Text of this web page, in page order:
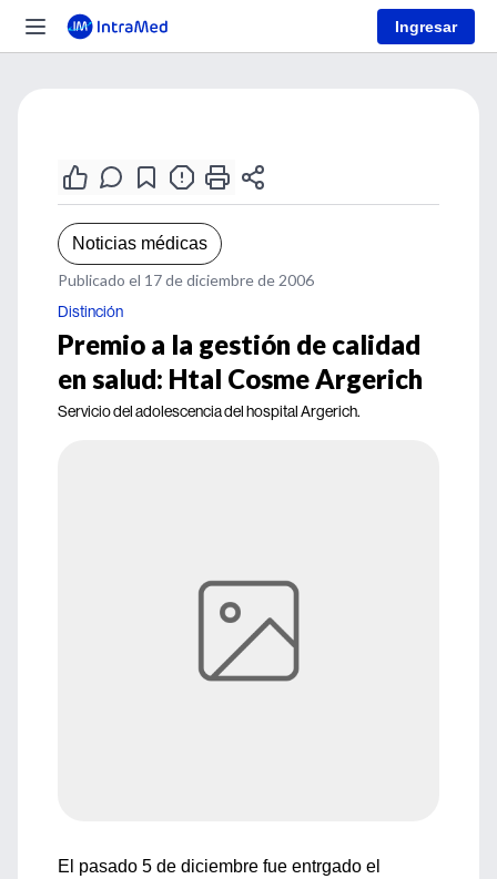
Ingresar
Noticias médicas
Publicado el 17 de diciembre de 2006
Distinción
Premio a la gestión de calidad
en salud: Htal Cosme Argerich
Servicio del adolescencia del hospital Argerich.
El pasado 5 de diciembre fue entrgado el